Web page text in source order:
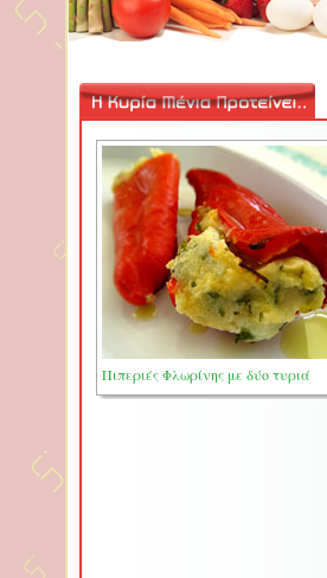
Πιπεριές Φλωρίνης με δύο τυριά